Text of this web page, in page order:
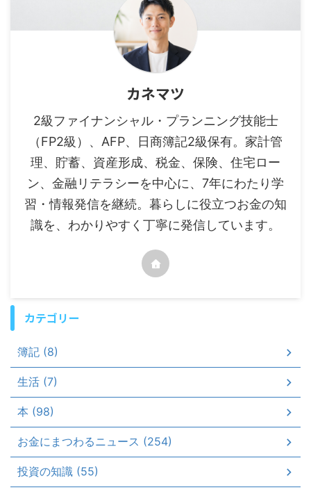
カネマツ
2級ファイナンシャル・プランニング技能士
（FP2級）、AFP、日商簿記2級保有。家計管
理、貯蓄、資産形成、税金、保険、住宅ロー
ン、金融リテラシーを中心に、7年にわたり学
習・情報発信を継続。暮らしに役立つお金の知
識を、わかりやすく丁寧に発信しています。
カテゴリー
簿記 (8)
生活 (7)
本 (98)
お金にまつわるニュース (254)
投資の知識 (55)